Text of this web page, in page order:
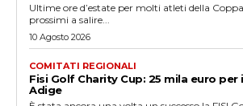
Ultime ore d’estate per molti atleti della
prossimi a salire...
10 Agosto 2026
COMITATI REGIONALI
Fisi Golf Charity Cup: 25 mila euro
Adige